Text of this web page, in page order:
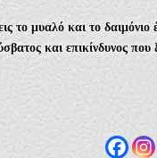
το μυαλό και το
και επικίνδυνος